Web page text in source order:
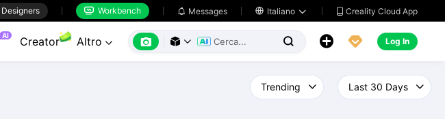
Designers  Workbench  Messages  Italiano   Creality Cloud App
AI Creator Altro        Log In